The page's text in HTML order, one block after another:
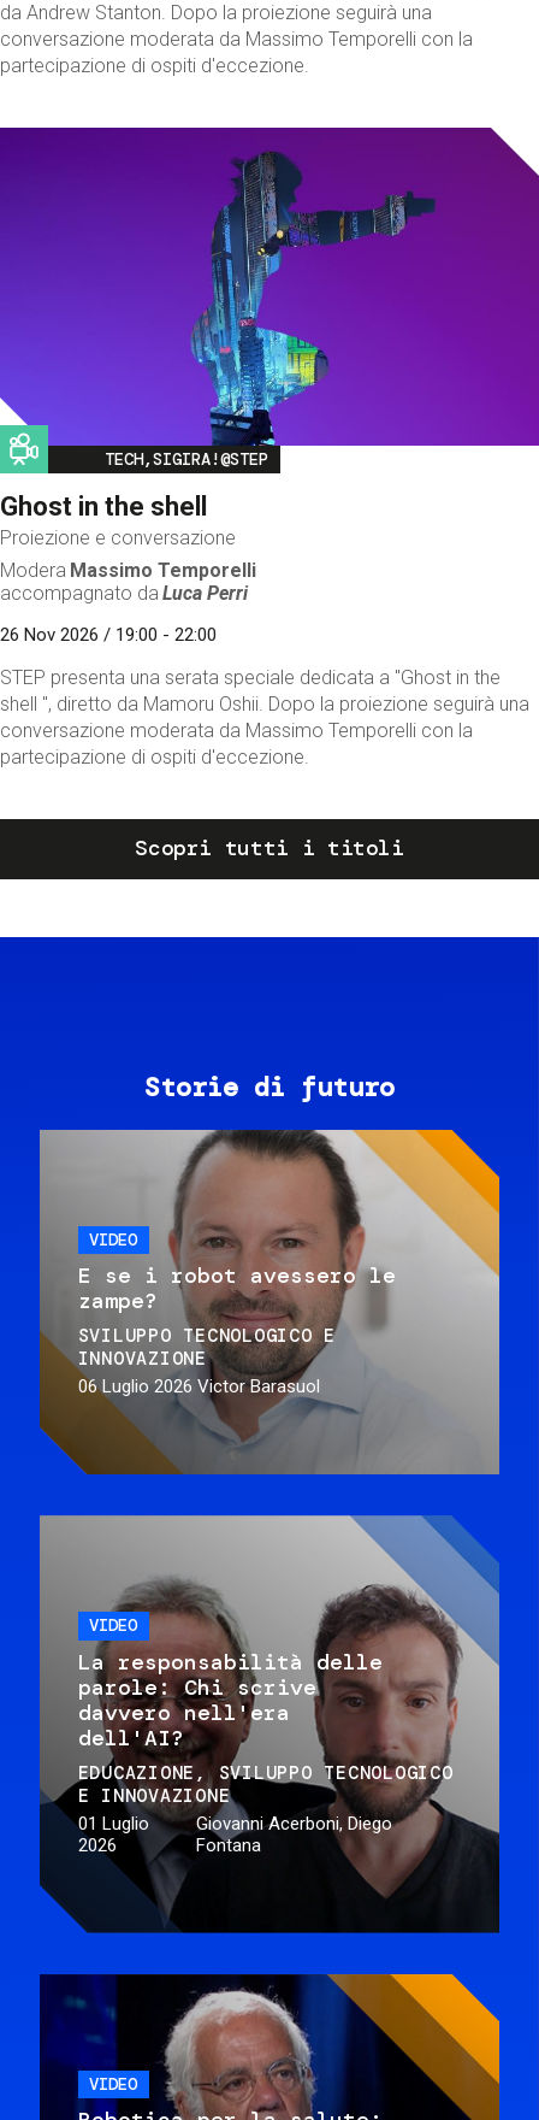
da Andrew Stanton. Dopo la proiezione seguirà una
conversazione moderata da Massimo Temporelli con la
partecipazione di ospiti d'eccezione.
Image
TECH,SIGIRA!@STEP
Ghost in the shell
Proiezione e conversazione
Modera Massimo Temporelli
accompagnato da Luca Perri
26 Nov 2026 / 19:00 - 22:00
STEP presenta una serata speciale dedicata a "Ghost in the
shell ", diretto da Mamoru Oshii. Dopo la proiezione seguirà una
conversazione moderata da Massimo Temporelli con la
partecipazione di ospiti d'eccezione.
Scopri tutti i titoli
Storie di futuro
VIDEO
E se i robot avessero le
zampe?
SVILUPPO TECNOLOGICO E
INNOVAZIONE
06 Luglio 2026 Victor Barasuol
VIDEO
La responsabilità delle
parole: Chi scrive
davvero nell'era
dell'AI?
EDUCAZIONE
SVILUPPO TECNOLOGICO
E INNOVAZIONE
01 Luglio
2026
Giovanni Acerboni, Diego
Fontana
VIDEO